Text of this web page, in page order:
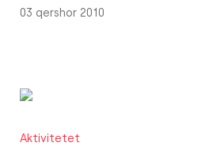
03 qershor 2010
Aktivitetet